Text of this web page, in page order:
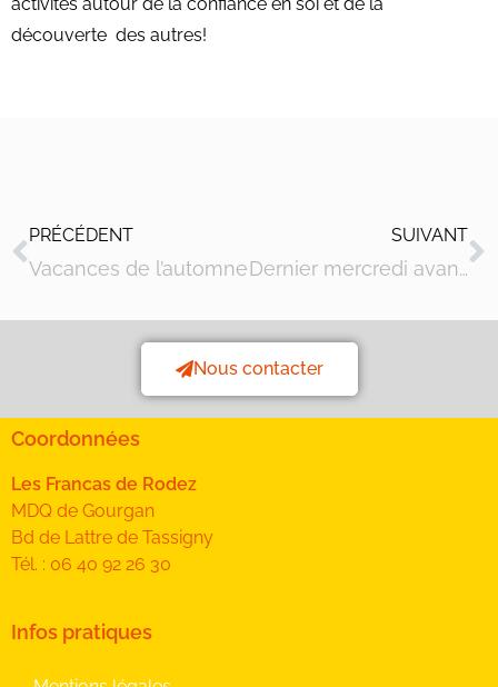
découverte des autres!
PRÉCÉDENT
Vacances de l’automne
SUIVANT
Dernier mercredi avant les vacances
Nous contacter
Coordonnées
Les Francas de Rodez
MDQ de Gourgan
Bd de Lattre de Tassigny
Tél. : 06 40 92 26 30
Infos pratiques